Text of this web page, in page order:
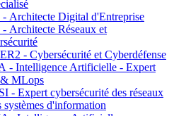
Architecte Digital d'Entreprise
Architecte Réseaux et
- Cybersécurité et Cyberdéfense
- Intelligence Artificielle - Expert
MLops
- Expert cybersécurité des réseaux
systèmes d'information